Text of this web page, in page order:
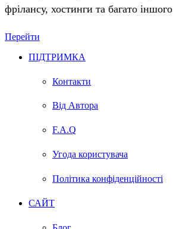
фрілансу, хостинги та багато іншого
Перейти
ПІДТРИМКА
Контакти
Від Автора
F.A.Q
Угода користувача
Політика конфіденційності
САЙТ